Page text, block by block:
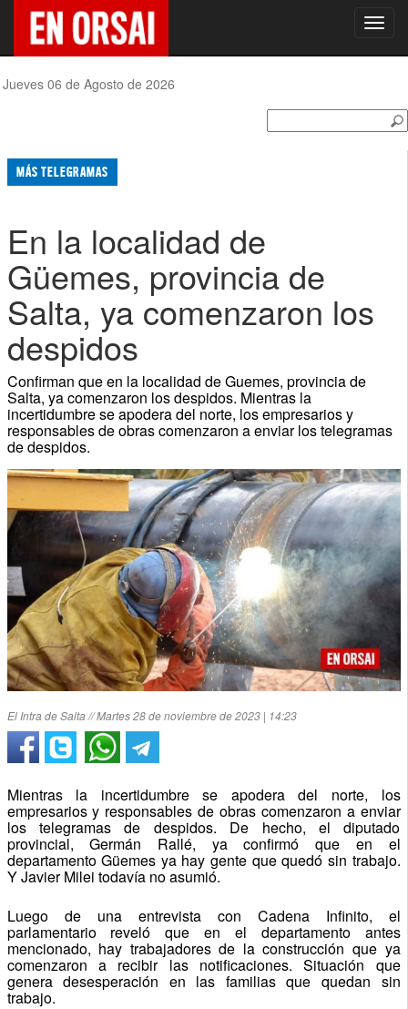
Jueves 06 de Agosto de 2026
MÁS TELEGRAMAS
En la localidad de
Güemes, provincia de
Salta, ya comenzaron los
despidos
Confirman que en la localidad de Guemes, provincia de
Salta, ya comenzaron los despidos. Mientras la
incertidumbre se apodera del norte, los empresarios y
responsables de obras comenzaron a enviar los telegramas
de despidos.
El Intra de Salta // Martes 28 de noviembre de 2023 | 14:23
Mientras la incertidumbre se apodera del norte, los
empresarios y responsables de obras comenzaron a enviar
los telegramas de despidos. De hecho, el diputado
provincial, Germán Rallé, ya confirmó que en el
departamento Güemes ya hay gente que quedó sin trabajo.
Y Javier Milei todavía no asumió.
Luego de una entrevista con Cadena Infinito, el
parlamentario reveló que en el departamento antes
mencionado, hay trabajadores de la construcción que ya
comenzaron a recibir las notificaciones. Situación que
genera desesperación en las familias que quedan sin
trabajo.